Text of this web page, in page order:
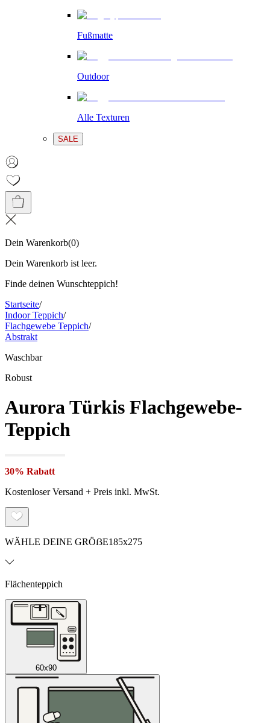
Fußmatte
Outdoor
Alle Texturen
SALE
Dein Warenkorb(0)
Dein Warenkorb ist leer.
Finde deinen Wunschteppich!
Startseite/
Indoor Teppich/
Flachgewebe Teppich/
Abstrakt
Waschbar
Robust
Aurora Türkis Flachgewebe-
Teppich
30% Rabatt
Kostenloser Versand + Preis inkl. MwSt.
WÄHLE DEINE GRÖẞE185x275
Flächenteppich
60x90